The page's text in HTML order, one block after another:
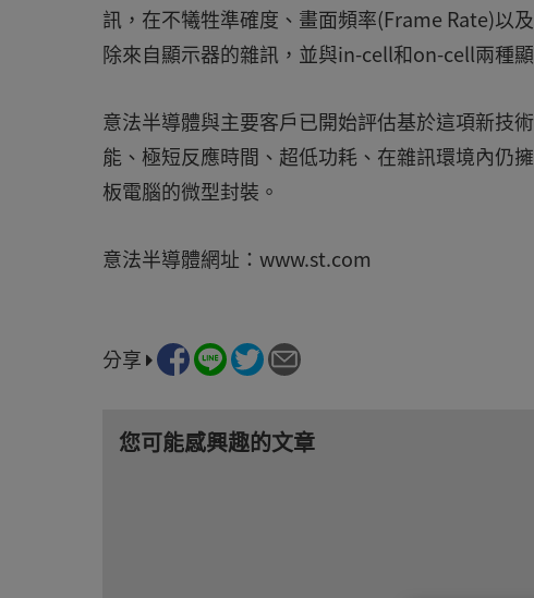
訊，在不犧牲準確度、畫面頻率(Frame Rate)以
除來自顯示器的雜訊，並與in-cell和on-cell兩種
意法半導體與主要客戶已開始評估基於這項新技
能、極短反應時間、超低功耗、在雜訊環境內仍
板電腦的微型封裝。
意法半導體網址：www.st.com
分享
您可能感興趣的文章